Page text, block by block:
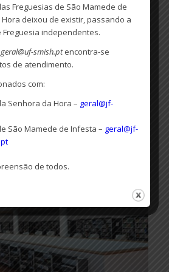
MATOSINHOS
Biblioteca
Freguesias de São Mamede de
deixou de existir, passando a
Freguesia independentes.
geral@uf-smish.ptencontra-se
de atendimento.
com:
Senhora da Hora – geral@jf-
São Mamede de Infesta – geral@jf-
de todos.